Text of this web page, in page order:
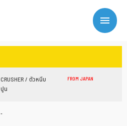
CRUSHER / ตัวหนีบ
ปูน
FROM JAPAN
-